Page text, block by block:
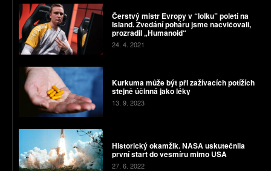
Čerstvý mistr Evropy v “lolku” poletí na
Island. Zvedání poháru jsme nacvičovali,
prozradil „Humanoid“
24. 4. 2021
Kurkuma může být při zažívacích potížích
stejně účinná jako léky
13. 9. 2023
Historický okamžik. NASA uskutečnila
první start do vesmíru mimo USA
27. 6. 2022